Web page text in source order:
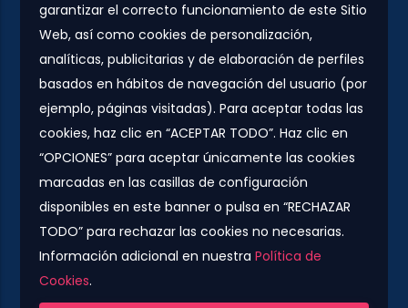
garantizar el correcto funcionamiento de este Sitio
Web, así como cookies de personalización,
analíticas, publicitarias y de elaboración de perfiles
basados en hábitos de navegación del usuario (por
ejemplo, páginas visitadas). Para aceptar todas las
cookies, haz clic en “ACEPTAR TODO”. Haz clic en
“OPCIONES” para aceptar únicamente las cookies
marcadas en las casillas de configuración
disponibles en este banner o pulsa en “RECHAZAR
TODO” para rechazar las cookies no necesarias.
Información adicional en nuestraPolítica de
Cookies.
Contacto
Plaza Urquinaona, 7. 5º 1ª.
08010 - Barcelona
info@rs-jobs.com
900 877 735 / 930 500 800
Síguenos
Compañía colaboradora del Grupo Konector